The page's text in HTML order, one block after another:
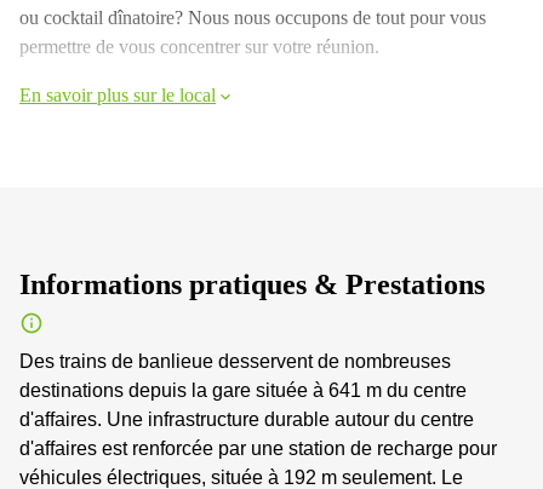
ou cocktail dînatoire? Nous nous occupons de tout pour vous
permettre de vous concentrer sur votre réunion.
En savoir plus sur le local
Informations pratiques & Prestations
Des trains de banlieue desservent de nombreuses
destinations depuis la gare située à 641 m du centre
d'affaires. Une infrastructure durable autour du centre
d'affaires est renforcée par une station de recharge pour
véhicules électriques, située à 192 m seulement. Le